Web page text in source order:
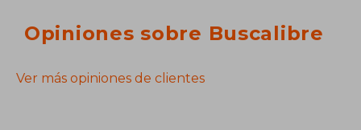
Opiniones sobre Buscalibre
Ver más opiniones de clientes